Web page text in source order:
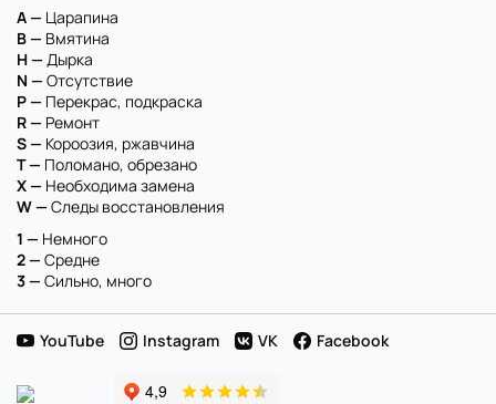
A — Царапина
B — Вмятина
H — Дырка
N — Отсутствие
P — Перекрас, подкраска
R — Ремонт
S — Короозия, ржавчина
T — Поломано, обрезано
X — Необходима замена
W — Следы восстановления
1 — Немного
2 — Средне
3 — Сильно, много
YouTube Instagram VK Facebook